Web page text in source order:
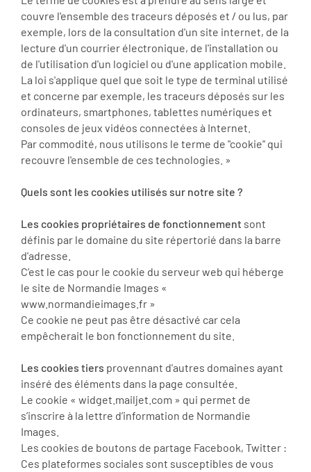
couvre l'ensemble des traceurs déposés et / ou lus, par
exemple, lors de la consultation d'un site internet, de la
lecture d'un courrier électronique, de l'installation ou
de l'utilisation d'un logiciel ou d'une application mobile.
La loi s'applique quel que soit le type de terminal utilisé
et concerne par exemple, les traceurs déposés sur les
ordinateurs, smartphones, tablettes numériques et
consoles de jeux vidéos connectées à Internet.
Par commodité, nous utilisons le terme de "cookie" qui
recouvre l'ensemble de ces technologies. »
Quels sont les cookies utilisés sur notre site ?
Les cookies propriétaires de fonctionnement sont
définis par le domaine du site répertorié dans la barre
d'adresse.
C’est le cas pour le cookie du serveur web qui héberge
le site de Normandie Images «
www.normandieimages.fr »
Ce cookie ne peut pas être désactivé car cela
empêcherait le bon fonctionnement du site.
Les cookies tiers provennant d'autres domaines ayant
inséré des éléments dans la page consultée.
Le cookie « widget.mailjet.com » qui permet de
s’inscrire à la lettre d’information de Normandie
Images.
Les cookies de boutons de partage Facebook, Twitter :
Ces plateformes sociales sont susceptibles de vous